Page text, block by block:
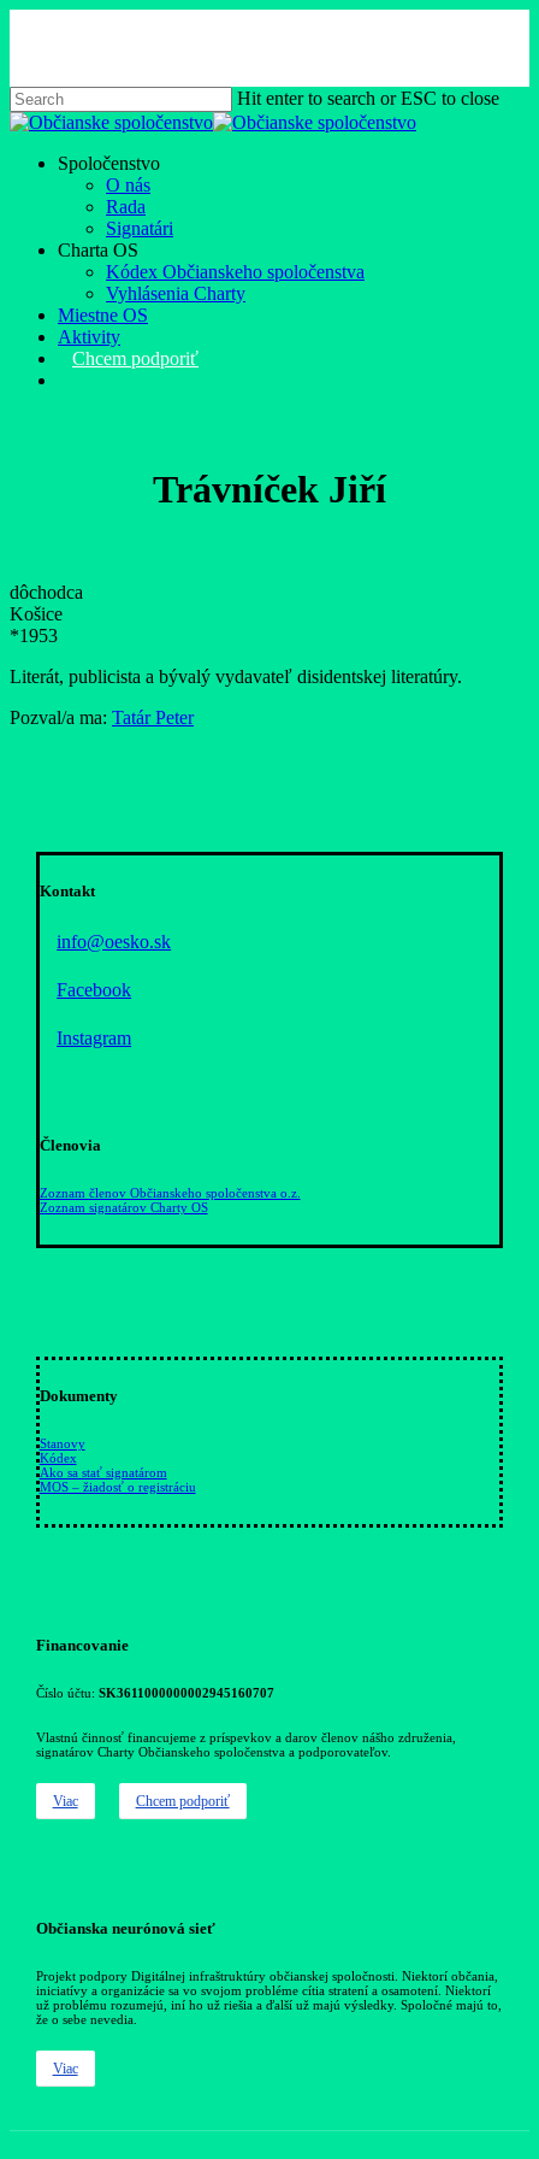
content
Hit enter to search or ESC to close
Close
Menu
Spoločenstvo
O nás
Rada
Signatári
Charta OS
Kódex Občianskeho spoločenstva
Vyhlásenia Charty
Miestne OS
Aktivity
Chcem podporiť
Trávníček Jiří
dôchodca
Košice
*1953
Literát, publicista a bývalý vydavateľ disidentskej literatúry.
Pozval/a ma: Tatár Peter
Kontakt
info@oesko.sk
Facebook
Instagram
Členovia
Zoznam členov Občianskeho spoločenstva o.z.
Zoznam signatárov Charty OS
Dokumenty
Stanovy
Kódex
Ako sa stať signatárom
MOS – žiadosť o registráciu
Financovanie
Číslo účtu: SK3611000000002945160707
Vlastnú činnosť financujeme z príspevkov a darov členov nášho združenia,
signatárov Charty Občianskeho spoločenstva a podporovateľov.
Viac Chcem podporiť
Občianska neurónová sieť
Projekt podpory Digitálnej infraštruktúry občianskej spoločnosti. Niektorí občania,
iniciatívy a organizácie sa vo svojom probléme cítia stratení a osamotení. Niektorí
už problému rozumejú, iní ho už riešia a ďalší už majú výsledky. Spoločné majú to,
že o sebe nevedia.
Viac